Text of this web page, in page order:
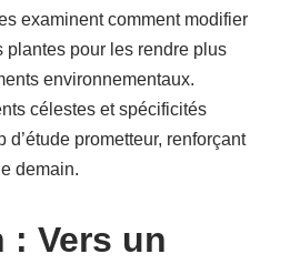
examinent comment modifier
plantes pour les rendre plus
environnementaux.
célestes et spécificités
prometteur, renforçant
demain.
Vers un